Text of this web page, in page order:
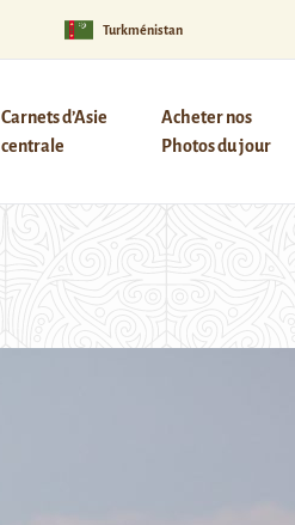
Turkménistan
Carnets d’Asie
centrale
Acheter nos
Photos du jour